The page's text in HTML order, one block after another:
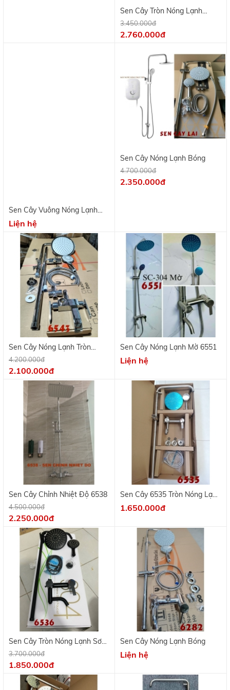
Sen Cây Nóng Lạnh Bóng
4.700.000đ
2.350.000đ
Sen Cây Nóng Lạnh Tròn
Bóng 6543
4.200.000đ
2.100.000đ
Sen Cây Nóng Lạnh Mờ 6551
Liện hệ
Sen Cây Chỉnh Nhiệt Độ 6538
4.500.000đ
2.250.000đ
Sen Cây 6535 Tròn Nóng Lạnh
1.650.000đ
Sen Cây Tròn Nóng Lạnh Sơn
Tĩnh Điện
3.700.000đ
1.850.000đ
Sen Cây Nóng Lạnh Bóng
Liện hệ